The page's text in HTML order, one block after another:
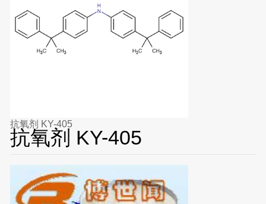
抗氧剂 KY-405
抗氧剂 KY-405